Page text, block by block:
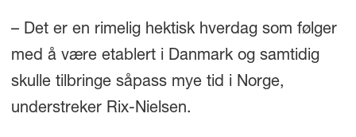
– Det er en rimelig hektisk hverdag som følger
med å være etablert i Danmark og samtidig
skulle tilbringe såpass mye tid i Norge,
understreker Rix-Nielsen.